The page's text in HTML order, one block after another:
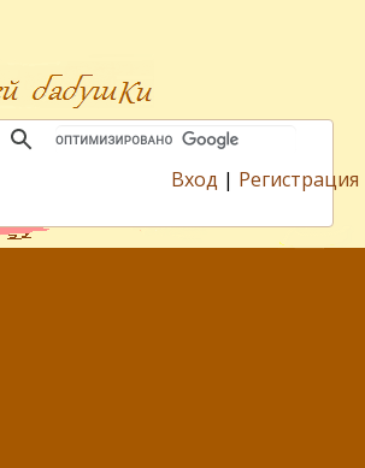
Вход | Регистрация